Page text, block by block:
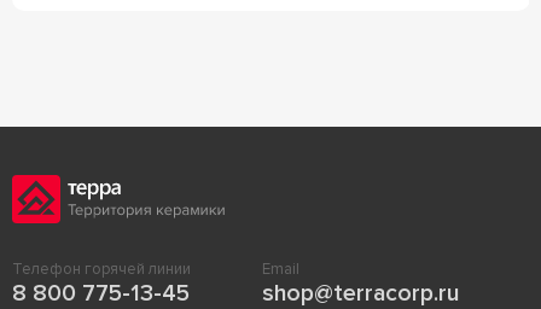
Телефон горячей линии
8 800 775-13-45
Email
shop@terracorp.ru